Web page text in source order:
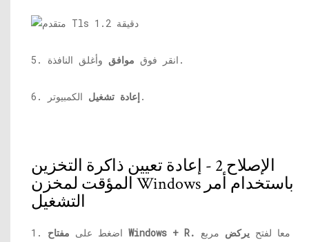
5. انقر فوق موافق وأغلق النافذة.
6. إعادة تشغيل الكمبيوتر.
الإصلاح 2 - إعادة تعيين ذاكرة التخزين
المؤقت لمخزن Windows باستخدام أمر
التشغيل
1. اضغط على مفتاح Windows + R. معا لفتح يركض مربع